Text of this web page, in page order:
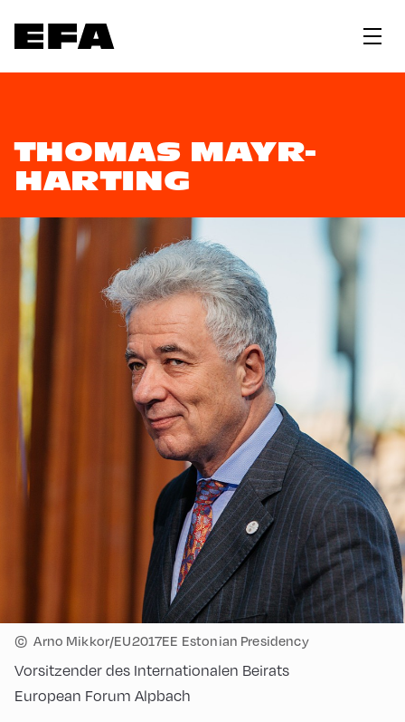
THOMAS MAYR-
HARTING
© Arno Mikkor/EU2017EE Estonian Presidency
Vorsitzender des Internationalen Beirats
European Forum Alpbach